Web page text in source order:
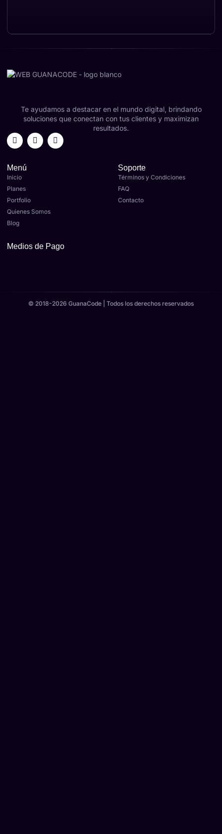
Te ayudamos a destacar en el mundo digital, brindando
soluciones que conectan con tus clientes y maximizan
resultados.
Menú
Inicio
Planes
Portfolio
Quienes Somos
Blog
Soporte
Términos y Condiciones
FAQ
Contacto
Medios de Pago
© 2018-2026 GuanaCode | Todos los derechos reservados